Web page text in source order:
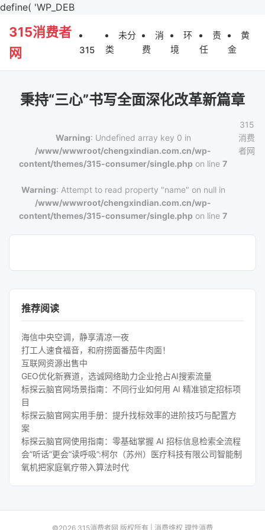
define( 'WP_DEB
315消费者
网
315
未分
类
消
费
环
境
责
任
黄
金
秉持“三心”书写全面深化改革新篇章
Warning: Undefined array key 0 in
/www/wwwroot/chengxindian.com.cn/wp-
content/themes/315-consumer/single.php on line7
Warning: Attempt to read property "name" on null in
/www/wwwroot/chengxindian.com.cn/wp-
content/themes/315-consumer/single.php on line7
315
消费
者网
推荐阅读
海信中央空调，静享清凉一夜
打工人速食福音，和府捞面番茄牛肉面！
互联网资源出售中
GEO优化新赛道，选诚网络助力企业抢占AI搜索流量
标探云脑官网场景指南：不同行业如何用 AI 精准锁定招标项
目
标探云脑官网实用手册：提升找标效率的进阶技巧与配置方
案
标探云脑官网使用指南：零基础掌握 AI 招标信息检索全流程
会”听话”更会”读呼吸”:柯尔（苏州）医疗科技有限公司智能制
氧机把家庭氧疗带入算法时代
©2026 315消费者网 版权所有 | 消费维权 理性消费